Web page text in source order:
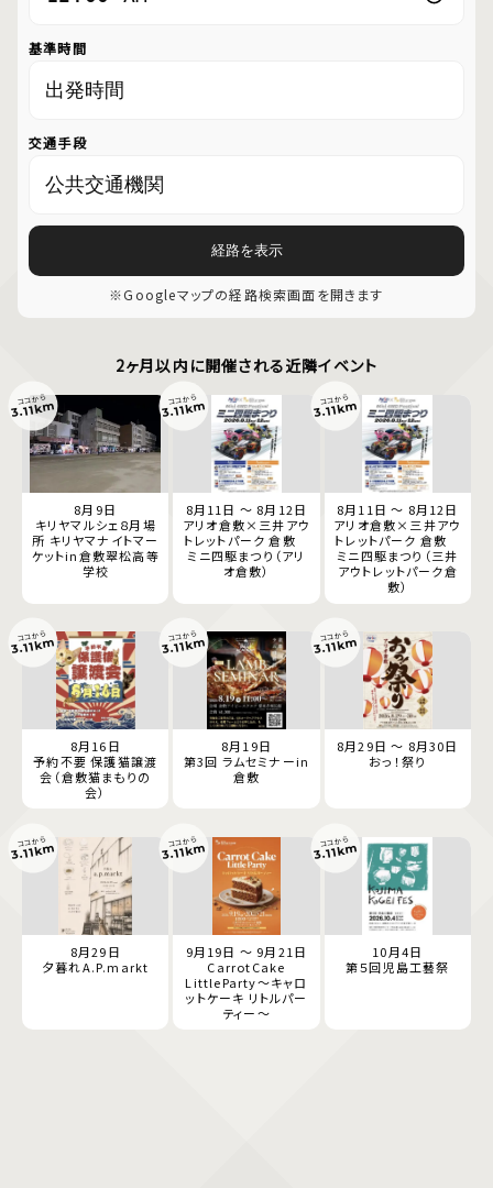
基準時間
交通手段
経路を表示
※Googleマップの経路検索画面を開きます
2ヶ月以内に開催される近隣イベント
8月9日
キリヤマルシェ８月場
所 キリヤマナイトマー
ケットin倉敷翠松高等
学校
ココから
3.11km
8月11日 ～ 8月12日
アリオ倉敷×三井アウ
トレットパーク 倉敷
ミニ四駆まつり（アリ
オ倉敷）
ココから
3.11km
8月11日 ～ 8月12日
アリオ倉敷×三井アウ
トレットパーク 倉敷
ミニ四駆まつり（三井
アウトレットパーク倉
敷）
ココから
3.11km
8月16日
予約不要 保護猫譲渡
会（倉敷猫まもりの
会）
ココから
3.11km
8月19日
第3回 ラムセミナーin
倉敷
ココから
3.11km
8月29日 ～ 8月30日
おっ！祭り
ココから
3.11km
8月29日
夕暮れA.P.markt
ココから
3.11km
9月19日 ～ 9月21日
CarrotCake
LittleParty～キャロ
ットケーキ リトルパー
ティー～
ココから
3.11km
10月4日
第５回児島工藝祭
ココから
3.11km